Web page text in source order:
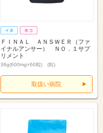
ＦＩＮＡＬ ＡＮＳＷＥＲ（ファ
イナルアンサー） ＮＯ．１サプ
リメント
36g(600mg×60粒) (粒)
取扱い病院